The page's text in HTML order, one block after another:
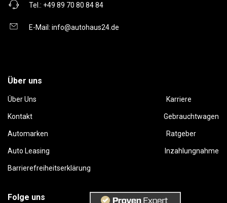
Tel.: +49 89 70 80 84 84
E-Mail: info@autohaus24.de
Über uns
Über Uns Karriere
Kontakt Gebrauchtwagen
Automarken Ratgeber
Auto Leasing Inzahlungnahme
Barrierefreiheitserklärung
Folge uns